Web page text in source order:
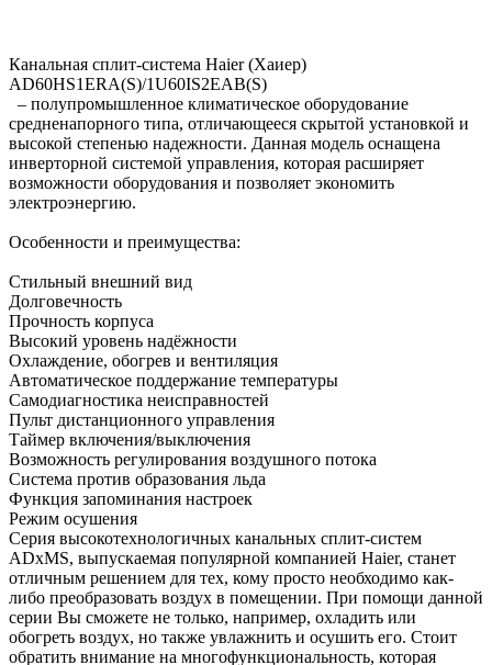
Канальная сплит-система Haier (Хаиер)
AD60HS1ERA(S)/1U60IS2EAB(S)
– полупромышленное климатическое оборудование
средненапорного типа, отличающееся скрытой установкой и
высокой степенью надежности. Данная модель оснащена
инверторной системой управления, которая расширяет
возможности оборудования и позволяет экономить
электроэнергию.
Особенности и преимущества:
Стильный внешний вид
Долговечность
Прочность корпуса
Высокий уровень надёжности
Охлаждение, обогрев и вентиляция
Автоматическое поддержание температуры
Самодиагностика неисправностей
Пульт дистанционного управления
Таймер включения/выключения
Возможность регулирования воздушного потока
Система против образования льда
Функция запоминания настроек
Режим осушения
Серия высокотехнологичных канальных сплит-систем
ADxMS, выпускаемая популярной компанией Haier, станет
отличным решением для тех, кому просто необходимо как-
либо преобразовать воздух в помещении. При помощи данной
серии Вы сможете не только, например, охладить или
обогреть воздух, но также увлажнить и осушить его. Стоит
обратить внимание на многофункциональность, которая